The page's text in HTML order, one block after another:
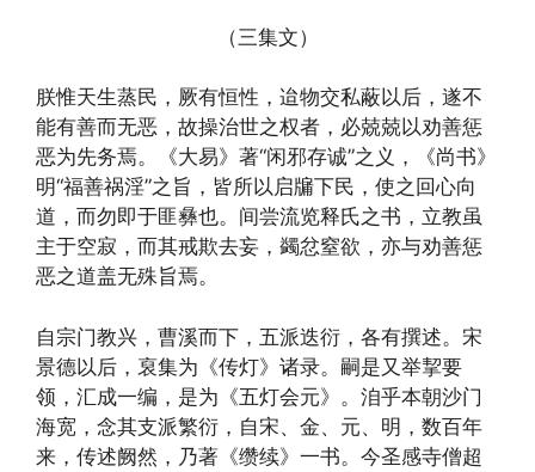
（三集文）
朕惟天生蒸民，厥有恒性，迨物交私蔽以后，遂不
能有善而无恶，故操治世之权者，必兢兢以劝善惩
恶为先务焉。《大易》著“闲邪存诚”之义，《尚书》
明“福善祸淫”之旨，皆所以启牖下民，使之回心向
道，而勿即于匪彝也。间尝流览释氏之书，立教虽
主于空寂，而其戒欺去妄，蠲忿窒欲，亦与劝善惩
恶之道盖无殊旨焉。
自宗门教兴，曹溪而下，五派迭衍，各有撰述。宋
景德以后，裒集为《传灯》诸录。嗣是又举挈要
领，汇成一编，是为《五灯会元》。洎乎本朝沙门
海宽，念其支派繁衍，自宋、金、元、明，数百年
来，传述阙然，乃著《缵续》一书。今圣感寺僧超